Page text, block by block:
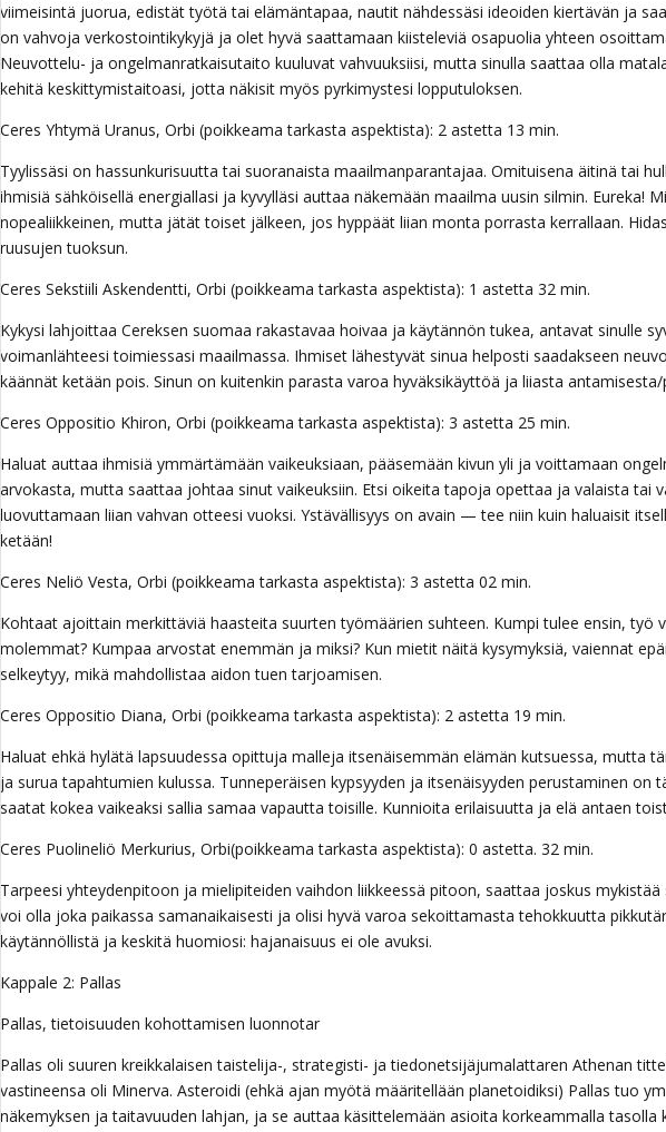
viimeisintä juorua, edistät työtä tai elämäntapaa, nautit nähdessäsi ideoiden kiertävän ja
on vahvoja verkostointikykyjä ja olet hyvä saattamaan kiisteleviä osapuolia yhteen
Neuvottelu- ja ongelmanratkaisutaito kuuluvat vahvuuksiisi, mutta sinulla saattaa olla
kehitä keskittymistaitoasi, jotta näkisit myös pyrkimystesi lopputuloksen.
Ceres Yhtymä Uranus, Orbi (poikkeama tarkasta aspektista): 2 astetta 13 min.
Tyylissäsi on hassunkurisuutta tai suoranaista maailmanparantajaa. Omituisena äitinä tai
ihmisiä sähköisellä energiallasi ja kyvylläsi auttaa näkemään maailma uusin silmin. Eureka!
nopealiikkeinen, mutta jätät toiset jälkeen, jos hyppäät liian monta porrasta kerrallaan.
ruusujen tuoksun.
Ceres Sekstiili Askendentti, Orbi (poikkeama tarkasta aspektista): 1 astetta 32 min.
Kykysi lahjoittaa Cereksen suomaa rakastavaa hoivaa ja käytännön tukea, antavat sinulle
voimanlähteesi toimiessasi maailmassa. Ihmiset lähestyvät sinua helposti saadakseen
käännät ketään pois. Sinun on kuitenkin parasta varoa hyväksikäyttöä ja liiasta
Ceres Oppositio Khiron, Orbi (poikkeama tarkasta aspektista): 3 astetta 25 min.
Haluat auttaa ihmisiä ymmärtämään vaikeuksiaan, pääsemään kivun yli ja voittamaan
arvokasta, mutta saattaa johtaa sinut vaikeuksiin. Etsi oikeita tapoja opettaa ja valaista tai
luovuttamaan liian vahvan otteesi vuoksi. Ystävällisyys on avain — tee niin kuin haluaisit
ketään!
Ceres Neliö Vesta, Orbi (poikkeama tarkasta aspektista): 3 astetta 02 min.
Kohtaat ajoittain merkittäviä haasteita suurten työmäärien suhteen. Kumpi tulee ensin, työ
molemmat? Kumpaa arvostat enemmän ja miksi? Kun mietit näitä kysymyksiä, vaiennat
selkeytyy, mikä mahdollistaa aidon tuen tarjoamisen.
Ceres Oppositio Diana, Orbi (poikkeama tarkasta aspektista): 2 astetta 19 min.
Haluat ehkä hylätä lapsuudessa opittuja malleja itsenäisemmän elämän kutsuessa, mutta
ja surua tapahtumien kulussa. Tunneperäisen kypsyyden ja itsenäisyyden perustaminen on
saatat kokea vaikeaksi sallia samaa vapautta toisille. Kunnioita erilaisuutta ja elä antaen
Ceres Puolineliö Merkurius, Orbi(poikkeama tarkasta aspektista): 0 astetta. 32 min.
Tarpeesi yhteydenpitoon ja mielipiteiden vaihdon liikkeessä pitoon, saattaa joskus
voi olla joka paikassa samanaikaisesti ja olisi hyvä varoa sekoittamasta tehokkuutta
käytännöllistä ja keskitä huomiosi: hajanaisuus ei ole avuksi.
Kappale 2: Pallas
Pallas, tietoisuuden kohottamisen luonnotar
Pallas oli suuren kreikkalaisen taistelija-, strategisti- ja tiedonetsijäjumalattaren Athenan
vastineensa oli Minerva. Asteroidi (ehkä ajan myötä määritellään planetoidiksi) Pallas tuo
näkemyksen ja taitavuuden lahjan, ja se auttaa käsittelemään asioita korkeammalla tasolla